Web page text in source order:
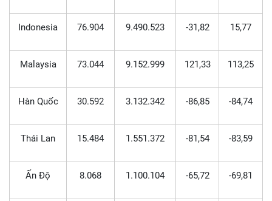
Indonesia 76.904 9.490.523 -31,82 15,77
Malaysia 73.044 9.152.999 121,33 113,25
Hàn Quốc 30.592 3.132.342 -86,85 -84,74
Thái Lan 15.484 1.551.372 -81,54 -83,59
Ấn Độ 8.068 1.100.104 -65,72 -69,81